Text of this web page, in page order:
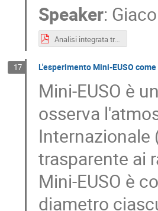
Speaker:
Analisi integrata tra camere all-sky e array infrasonici per la caratterizzazione dei bolidi.pdf
17 L'esperimento Mini-EUSO
Mini-EUSO è
osserva
Internazionale
trasparente ai
Mini-EUSO è
diametro